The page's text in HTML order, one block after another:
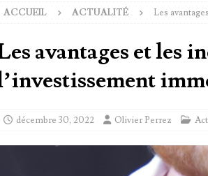
ACCUEIL ACTUALITÉ Les
avantages et les
décembre 30, 2022 Olivier Perrez